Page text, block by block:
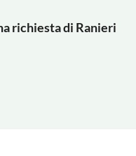
richiesta di Ranieri